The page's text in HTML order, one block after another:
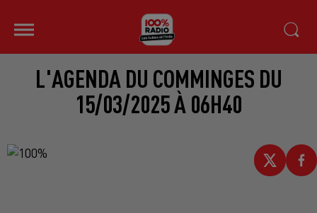
L'AGENDA DU COMMINGES DU
15/03/2025 À 06H40